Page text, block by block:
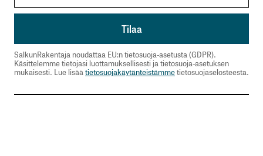
SalkunRakentaja noudattaa EU:n tietosuoja-asetusta (GDPR).
Käsittelemme tietojasi luottamuksellisesti ja tietosuoja-asetuksen
mukaisesti. Lue lisää tietosuojakäytänteistämmetietosuojaselosteesta.